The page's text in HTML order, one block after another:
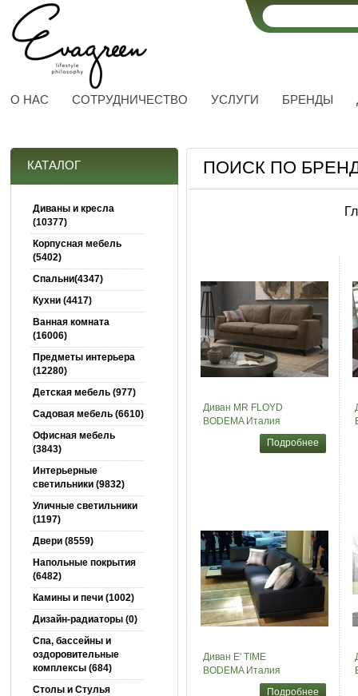
О НАС СОТРУДНИЧЕСТВО УСЛУГИ БРЕНДЫ
КАТАЛОГ
Диваны и кресла
(10377)
Корпусная мебель
(5402)
Спальни(4347)
Кухни (4417)
Ванная комната
(16006)
Предметы интерьера
(12280)
Детская мебель (977)
Садовая мебель (6610)
Офисная мебель
(3843)
Интерьерные
светильники (9832)
Уличные светильники
(1197)
Двери (8559)
Напольные покрытия
(6482)
Камины и печи (1002)
Дизайн-радиаторы (0)
Спа, бассейны и
оздоровительные
комплексы (684)
Столы и Cтулья
ПОИСК ПО
Диван MR FLOYD
BODEMA Италия
Подробнее
Диван E' TIME
BODEMA Италия
Подробнее